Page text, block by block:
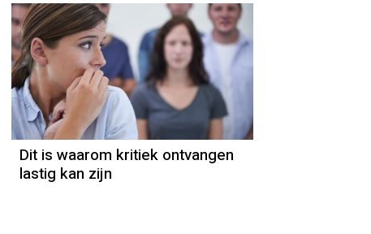
Dit is waarom kritiek ontvangen
lastig kan zijn